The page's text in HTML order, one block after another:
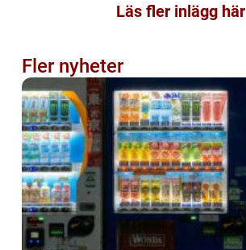
Läs fler inlägg här
Fler nyheter